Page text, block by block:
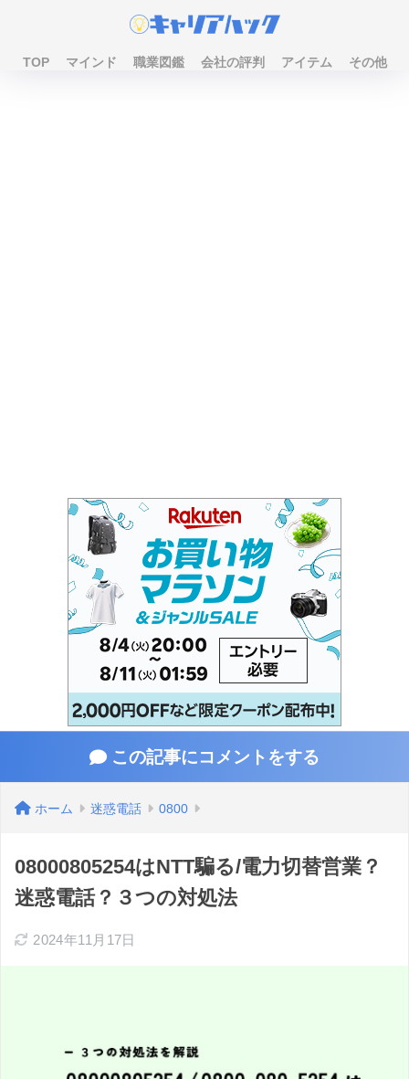
TOP マインド 職業図鑑 会社の評判 アイテム その他
この記事にコメントをする
ホーム 迷惑電話 0800
08000805254はNTT騙る/電力切替営業？
迷惑電話？３つの対処法
2024年11月17日